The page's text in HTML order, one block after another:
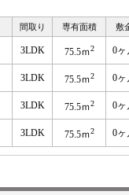
間取り 専有面積 敷
3LDK 75.5ｍ2 0ヶ
3LDK 75.5ｍ2 0ヶ
3LDK 75.5ｍ2 0ヶ
3LDK 75.5ｍ2 0ヶ